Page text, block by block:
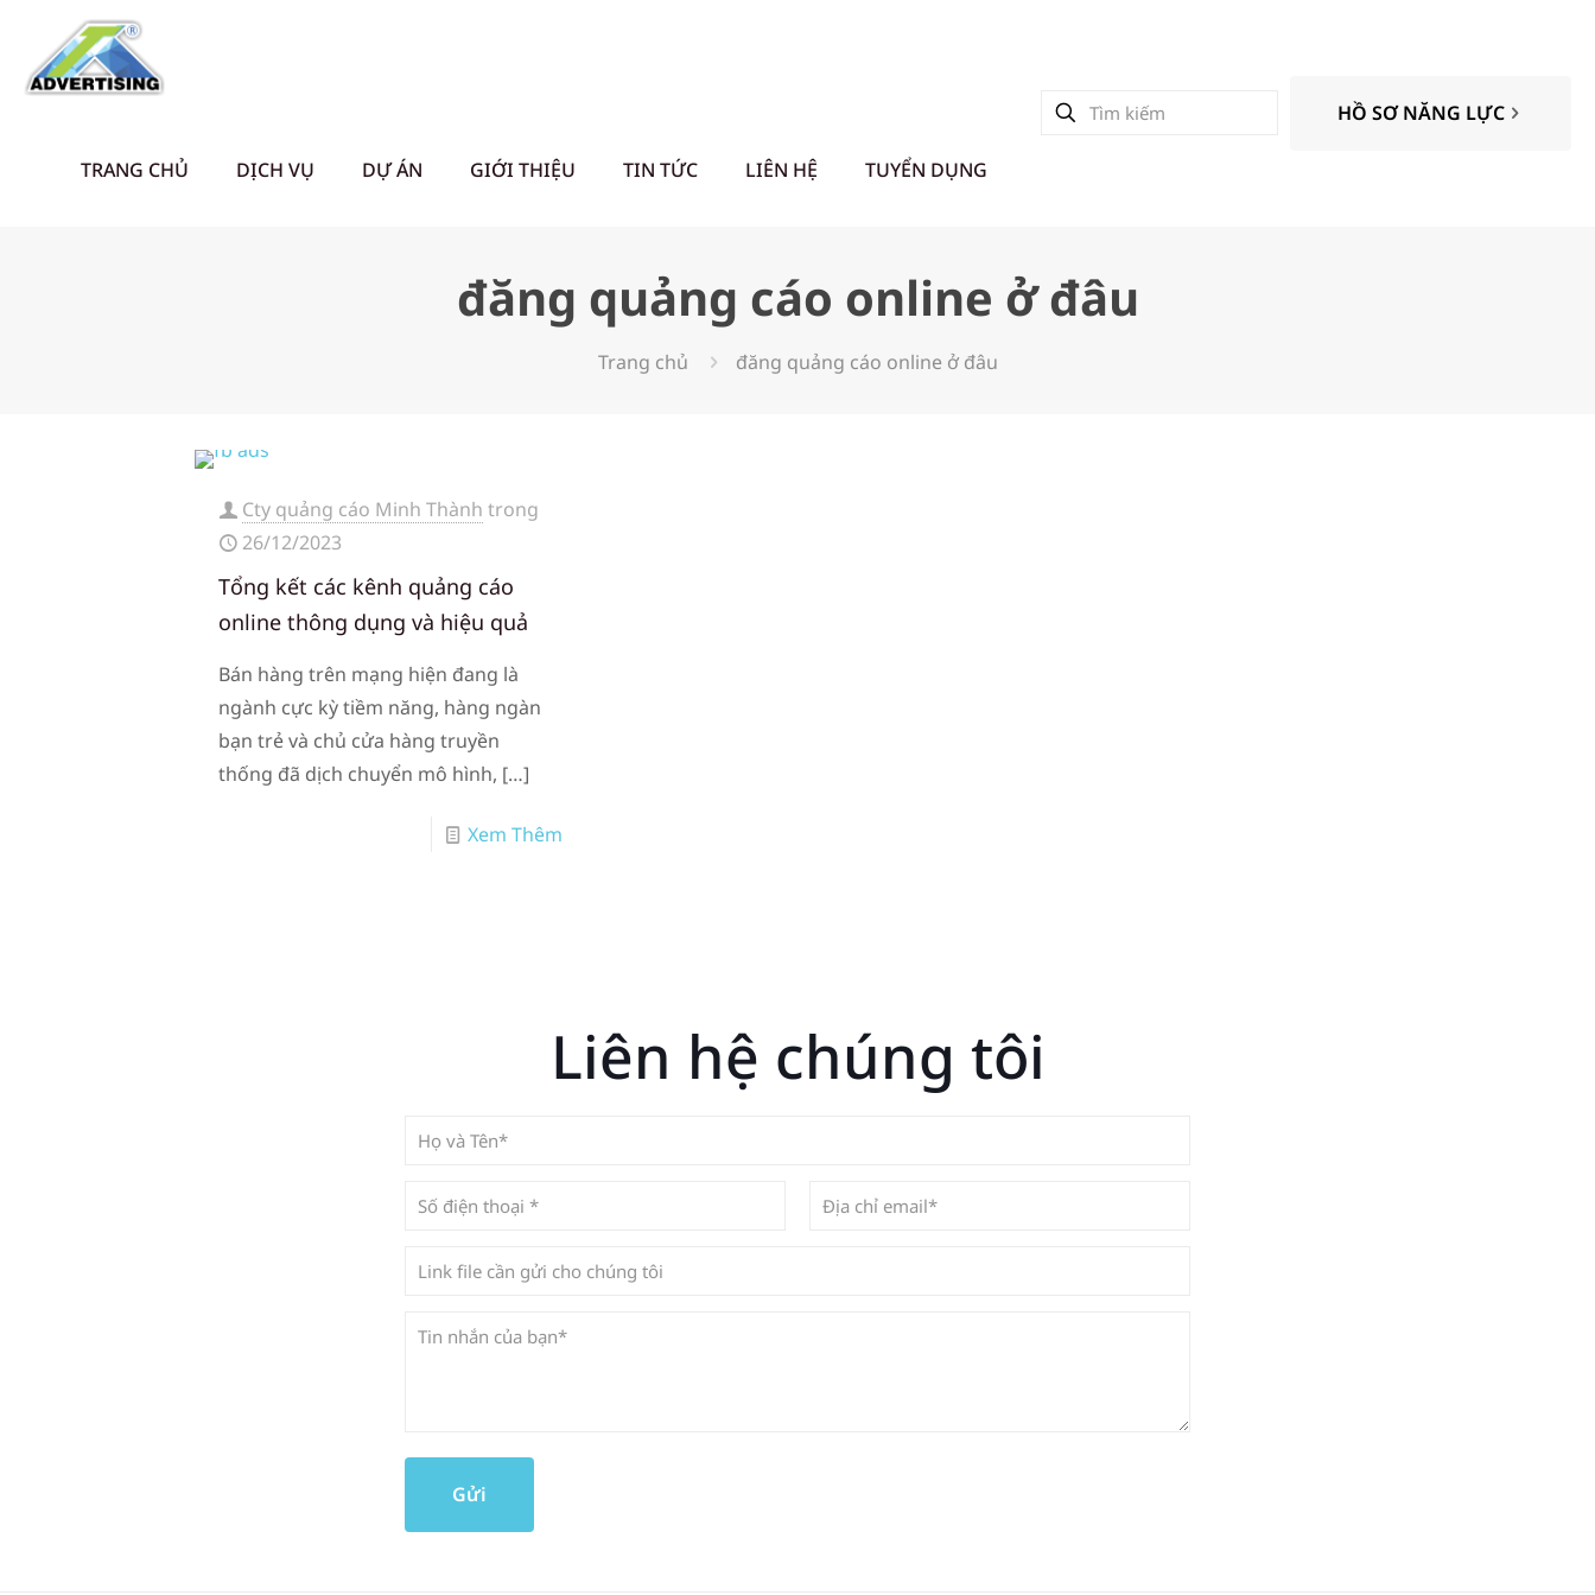
TRANG CHỦ DỊCH VỤ DỰ ÁN GIỚI THIỆU TIN TỨC LIÊN HỆ TUYỂN DỤNG
HỒ SƠ NĂNG LỰC
đăng quảng cáo online ở đâu
Trang chủ đăng quảng cáo online ở đâu
Cty quảng cáo Minh Thành trong
26/12/2023
Tổng kết các kênh quảng cáo
online thông dụng và hiệu quả
Bán hàng trên mạng hiện đang là
ngành cực kỳ tiềm năng, hàng ngàn
bạn trẻ và chủ cửa hàng truyền
thống đã dịch chuyển mô hình, […]
Xem Thêm
Liên hệ chúng tôi